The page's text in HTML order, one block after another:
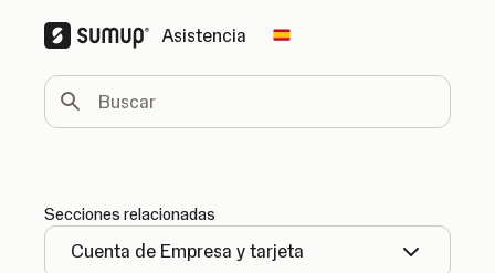
Asistencia Change country
Buscar
Secciones relacionadas
Cuenta de Empresa y tarjeta